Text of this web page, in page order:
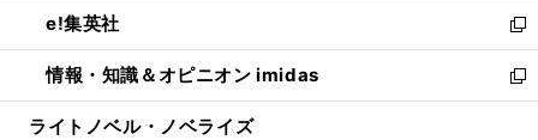
く
で
開
く
ド
ウ
で
開
ィ
ン
ド
ウ
い
ウ
ィ
ン
e!集英社
新
し
い
ウ
情報・知識＆オピニオン imidas
新
し
ライトノベル・ノベライズ